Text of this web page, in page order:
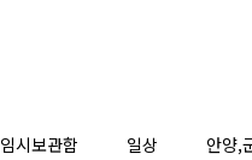
임시보관함 일상 안양,